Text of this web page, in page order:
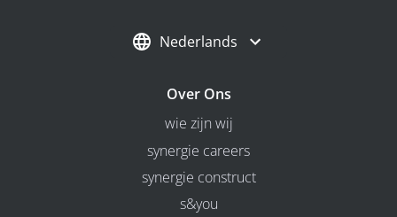
Nederlands
Over Ons
wie zijn wij
synergie careers
synergie construct
s&you